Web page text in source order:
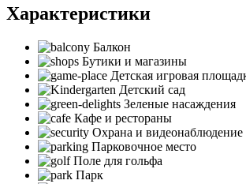
Характеристики
Балкон
Бутики и магазины
Детская игровая
Детский сад
Зеленые насаждения
Кафе и рестораны
Охрана и видеонаблюдение
Парковочное место
Поле для гольфа
Парк